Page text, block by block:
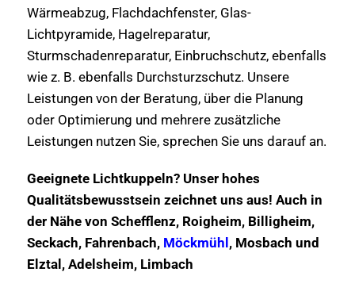
Wärmeabzug, Flachdachfenster, Glas-
Lichtpyramide, Hagelreparatur,
Sturmschadenreparatur, Einbruchschutz, ebenfalls
wie z. B. ebenfalls Durchsturzschutz. Unsere
Leistungen von der Beratung, über die Planung
oder Optimierung und mehrere zusätzliche
Leistungen nutzen Sie, sprechen Sie uns darauf an.
Geeignete Lichtkuppeln? Unser hohes
Qualitätsbewusstsein zeichnet uns aus! Auch in
der Nähe von Schefflenz, Roigheim, Billigheim,
Seckach, Fahrenbach, Möckmühl, Mosbach und
Elztal, Adelsheim, Limbach